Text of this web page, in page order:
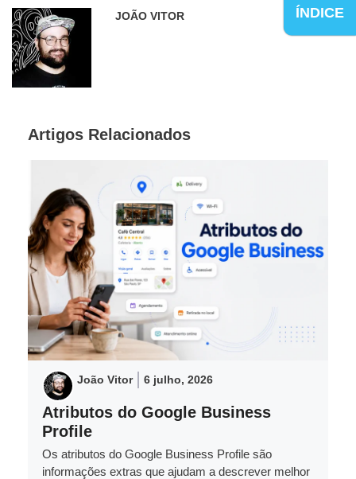
ÍNDICE
JOÃO VITOR
Artigos Relacionados
João Vitor 6 julho, 2026
Atributos do Google Business
Profile
Os atributos do Google Business Profile são
informações extras que ajudam a descrever melhor